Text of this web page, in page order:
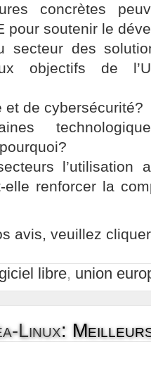
concrètes
pour soutenir le
secteur des
objectifs de
et de cybersécurité?
l’utilisation
elle renforcer la
avis, veuillez
libre, union
Linux: